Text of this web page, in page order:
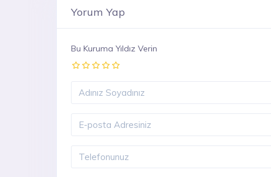
Yorum Yap
Bu Kuruma Yıldız Verin